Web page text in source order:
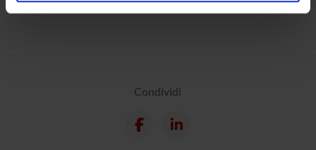
raccolto dal tuo utilizzo dei loro servizi.
Condividi